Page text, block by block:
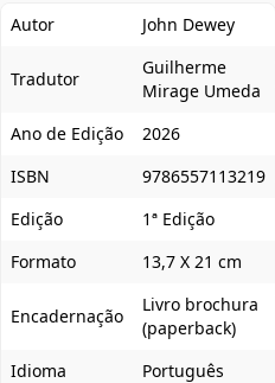
Autor John Dewey
Tradutor
Guilherme
Mirage Umeda
Ano de Edição
2026
ISBN
9786557113219
Edição
1ª Edição
Formato
13,7 X 21 cm
Encadernação
Livro brochura
(paperback)
Idioma
Português